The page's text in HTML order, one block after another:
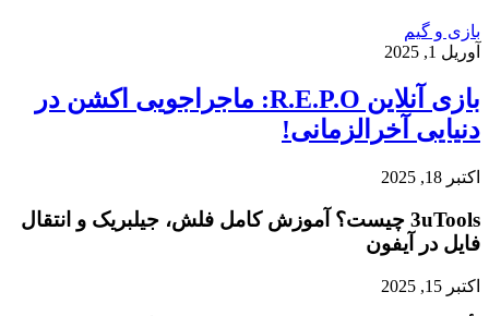
بازی و گیم
آوریل 1, 2025
بازی آنلاین R.E.P.O: ماجراجویی اکشن در
دنیایی آخرالزمانی!
اکتبر 18, 2025
3uTools چیست؟ آموزش کامل فلش، جیلبریک و انتقال
فایل در آیفون
اکتبر 15, 2025